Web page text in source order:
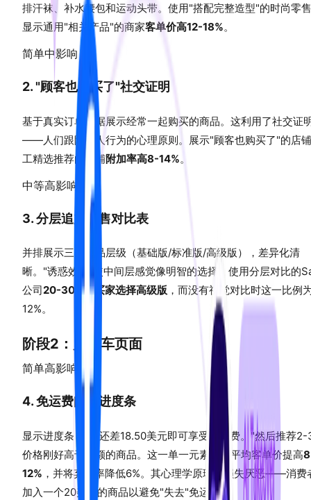
排汗袜、补水腰包和运动头带。使用"搭配完整造型"的时尚零
显示通用"相关产品"的商家客单价高12-18%。
简单中影响
2. "顾客也购买了"社交证明
基于真实订单数据展示经常一起购买的商品。这利用了社交证
——人们跟随他人行为的心理原则。展示"顾客也购买了"的店
工精选推荐的店铺附加率高8-14%。
中等高影响
3. 分层追加销售对比表
并排展示三个产品层级（基础版/标准版/高级版），差异化清
晰。"诱惑效应"使中间层感觉像明智的选择。使用分层对比的
公司20-30%的买家选择高级版 ，而没有视觉对比时这一比例
12%。
阶段2：购物车页面
简单高影响
4. 免运费阈值进度条
显示进度条："您还差18.50美元即可享受免运费。"然后推荐2-
价格刚好高于差额的商品。这一单一元素可使平均客单价提高
12% ，并将弃单率降低6%。其心理学原理是损失厌恶——消费
加入一个20美元的商品以避免"失去"免运费。